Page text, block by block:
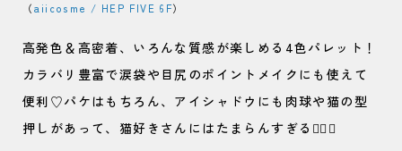
（aiicosme / HEP FIVE 6F）
高発色＆高密着、いろんな質感が楽しめる4色パレット！
カラバリ豊富で涙袋や目尻のポイントメイクにも使えて
便利♡パケはもちろん、アイシャドウにも肉球や猫の型
押しがあって、猫好きさんにはたまらんすぎる😮‍💨💘